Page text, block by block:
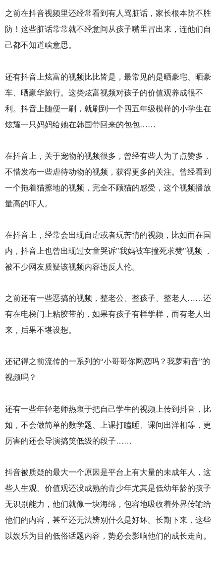
之前在抖音视频里还经常看到有人骂脏话，家长根本防不胜
防！这些脏话常常就不经意间从孩子嘴里冒出来，连他们自
己都不知道啥意思。
还有抖音上炫富的视频比比皆是，最常见的是晒豪宅、晒豪
车、晒豪华旅行。这类炫富视频对孩子的价值观养成很不
利。抖音上随便一刷，就刷到一个四五年级模样的小学生在
炫耀一只妈妈给她在韩国带回来的包包……
在抖音上，关于宠物的视频很多，曾经有些人为了点赞多，
不惜发布一些虐待动物的视频，获得更多的关注。曾经看到
一个拖着猫擦地的视频，完全不顾猫的感受，这个视频播放
量高的吓人。
在抖音上，经常会出现自虐或者玩苦情的视频，比如而在国
内，抖音上也曾出现过女童哭诉"我妈被车撞死求赞"视频 ，
被不少网友质疑该视频内容违反人伦。
之前还有一些恶搞的视频，整老公、整孩子、整老人……还
有在电梯门上粘胶带的，如果有孩子有样学样，而有老人出
来，后果不堪设想。
还记得之前流传的一系列的“小哥哥你网恋吗？我萝莉音”的
视频吗？
还有一些年轻老师热衷于把自己学生的视频上传到抖音，比
如，不会做简单的数学题、上课打瞌睡、课间出洋相等，更
厉害的还会导演搞笑低级的段子……
抖音被质疑的最大一个原因是平台上有大量的未成年人，这
些人生观、价值观还没成熟的青少年尤其是低幼年龄的孩子
无识别能力，他们就像一块海绵，包容地吸收着外界传输给
他们的内容，甚至还无法辨别什么是好坏。长期下来，这些
以娱乐为目的低俗话题内容，势必会影响他们的成长走向。